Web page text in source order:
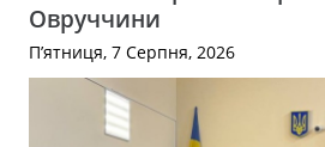
Овруччини
П’ятниця, 7 Серпня, 2026